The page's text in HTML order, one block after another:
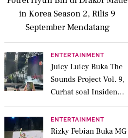
in Korea Season 2, Rilis 9
September Mendatang
ENTERTAINMENT
Juicy Luicy Buka The
Sounds Project Vol. 9,
Curhat soal Insiden
Salah Kostum
ENTERTAINMENT
Rizky Febian Buka MG